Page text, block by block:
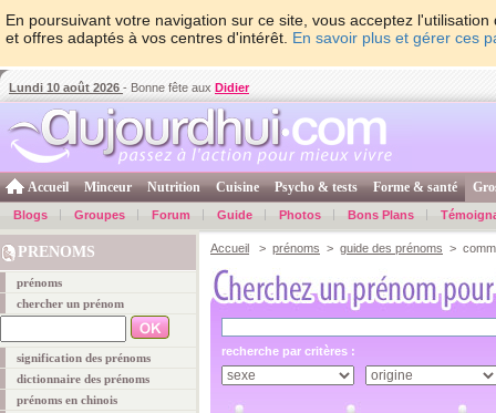
En poursuivant votre navigation sur ce site, vous acceptez
et offres adaptés à vos centres d'intérêt. En savoir plus et gérer ces
Lundi 10 août 2026 - Bonne fête aux Didier
Accueil Minceur Nutrition Cuisine Psycho & tests Forme & santé
Blogs Groupes Forum Guide Photos Bons Plans
PRENOMS
prénoms
chercher un prénom
signification des prénoms
dictionnaire des prénoms
prénoms en chinois
Accueil > prénoms > guide des prénoms >
recherche par critères :